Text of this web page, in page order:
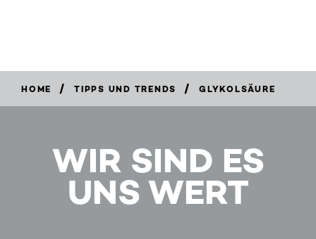
HOME / TIPPS UND TRENDS / GLYKOLSÄURE
WIR SIND ES
UNS WERT